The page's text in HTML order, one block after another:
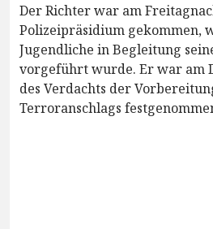
Der Richter war am
Polizeipräsidium gekommen,
Jugendliche in Begleitung
vorgeführt wurde. Er war am
des Verdachts der
Terroranschlags